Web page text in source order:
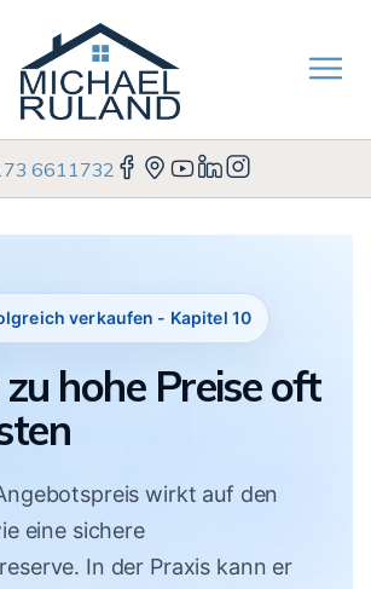
6611732
verkaufen - Kapitel 10
hohe Preise oft
wirkt auf den
eine sichere
In der Praxis kann er